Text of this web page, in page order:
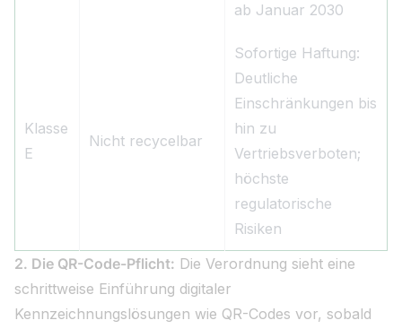
ab Januar 2030
Klasse
E
Nicht recycelbar
Sofortige Haftung:
Deutliche
Einschränkungen bis
hin zu
Vertriebsverboten;
höchste
regulatorische
Risiken
2. Die QR-Code-Pflicht: Die Verordnung sieht eine
schrittweise Einführung digitaler
Kennzeichnungslösungen wie QR-Codes vor, sobald